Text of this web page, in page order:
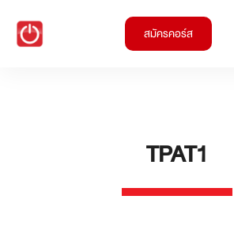
สมัครคอร์ส
TPAT1